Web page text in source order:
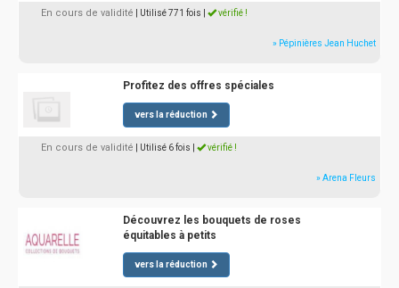
En cours de validité | Utilisé 771 fois vérifié !
» Pépinières Jean Huchet
Profitez des offres spéciales
vers la réduction
En cours de validité | Utilisé 6 fois vérifié !
» Arena Fleurs
Découvrez les bouquets de roses
équitables à petits
vers la réduction